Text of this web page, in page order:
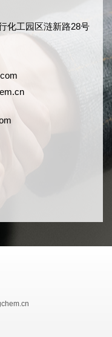
化工园区涟新路28号